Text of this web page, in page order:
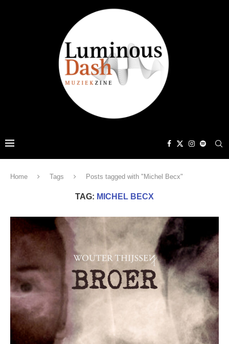
Home Tags Posts tagged with "Michel Becx"
TAG: MICHEL BECX